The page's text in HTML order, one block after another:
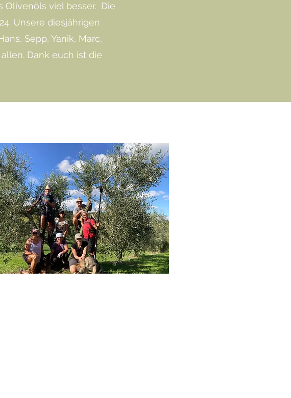
Olivenöls viel besser. Die
Unsere diesjährigen
Sepp, Yanik, Marc,
Dank euch ist die